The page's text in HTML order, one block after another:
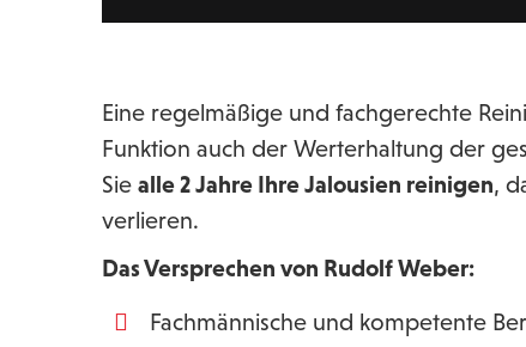
Eine regelmäßige und fachgerechte
Funktion auch der Werterhaltung der
Sie alle 2 Jahre Ihre Jalousien reinigen,
verlieren.
Das Versprechen von Rudolf Weber:
Fachmännische und kompetente